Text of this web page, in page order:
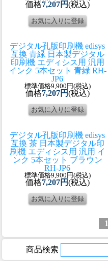
価格7,207円(税込)
デジタル孔版印刷機 edisys
互換 青緑 日本製デジタル
印刷機 エディシス用 汎用
インク 5本セット 青緑 RH-
JP6
標準価格9,900円(税込)
価格7,207円(税込)
デジタル孔版印刷機 edisys
互換 茶 日本製デジタル印
刷機 エディシス用 汎用 イ
ンク 5本セット ブラウン
RH-JP6
標準価格9,900円(税込)
価格7,207円(税込)
1
商品検索